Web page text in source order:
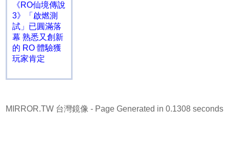
《RO仙境傳說
3》「啟燃測
試」已圓滿落
幕 熟悉又創新
的 RO 體驗獲
玩家肯定
MIRROR.TW 台灣鏡像 - Page Generated in 0.1308 seconds